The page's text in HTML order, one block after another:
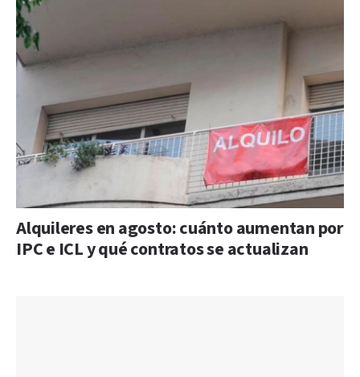
Alquileres en agosto: cuánto aumentan por
IPC e ICL y qué contratos se actualizan